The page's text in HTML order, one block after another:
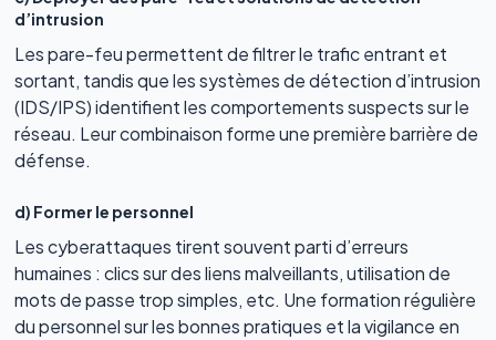
d’intrusion
Les pare-feu permettent de filtrer le trafic entrant et
sortant, tandis que les systèmes de détection d’intrusion
(IDS/IPS) identifient les comportements suspects sur le
réseau. Leur combinaison forme une première barrière de
défense.
d) Former le personnel
Les cyberattaques tirent souvent parti d’erreurs
humaines : clics sur des liens malveillants, utilisation de
mots de passe trop simples, etc. Une formation régulière
du personnel sur les bonnes pratiques et la vigilance en